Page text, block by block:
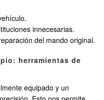
innecesarias.
del mando original.
herramientas de
equipado y un